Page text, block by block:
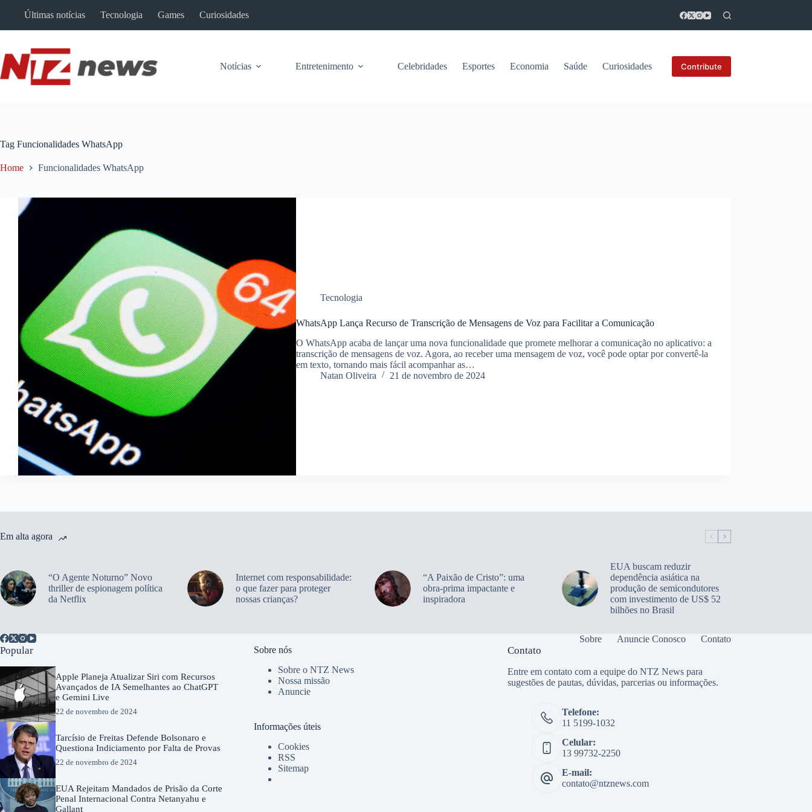
Últimas notícias Tecnologia Games Curiosidades
Notícias Entretenimento Celebridades Esportes Economia Saúde Curiosidades Contribute
Tag Funcionalidades WhatsApp
Home Funcionalidades WhatsApp
Tecnologia
WhatsApp Lança Recurso de Transcrição de Mensagens de Voz para Facilitar a Comunicação
O WhatsApp acaba de lançar uma nova funcionalidade que promete melhorar a comunicação no aplicativo: a
transcrição de mensagens de voz. Agora, ao receber uma mensagem de voz, você pode optar por convertê-la
em texto, tornando mais fácil acompanhar as…
Natan Oliveira
21 de novembro de 2024
Em alta agora
“O Agente Noturno” Novo
thriller de espionagem política
da Netflix
Internet com responsabilidade:
o que fazer para proteger
nossas crianças?
“A Paixão de Cristo”: uma
obra-prima impactante e
inspiradora
EUA buscam reduzir
dependência asiática na
produção de semicondutores
com investimento de US$ 52
bilhões no Brasil
Sobre Anuncie Conosco Contato
Popular
Apple Planeja Atualizar Siri com Recursos
Avançados de IA Semelhantes ao ChatGPT
e Gemini Live
22 de novembro de 2024
Tarcísio de Freitas Defende Bolsonaro e
Questiona Indiciamento por Falta de Provas
22 de novembro de 2024
EUA Rejeitam Mandados de Prisão da Corte
Penal Internacional Contra Netanyahu e
Gallant
Sobre nós
Sobre o NTZ News
Nossa missão
Anuncie
Informações úteis
Cookies
RSS
Sitemap
Contato
Entre em contato com a equipe do NTZ News para
sugestões de pautas, dúvidas, parcerias ou informações.
Telefone:
11 5199-1032
Celular:
13 99732-2250
E-mail:
contato@ntznews.com